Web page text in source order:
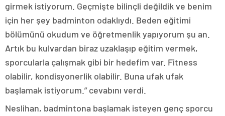
girmek istiyorum. Geçmişte bilinçli değildik ve benim
için her şey badminton odaklıydı. Beden eğitimi
bölümünü okudum ve öğretmenlik yapıyorum şu an.
Artık bu kulvardan biraz uzaklaşıp eğitim vermek,
sporcularla çalışmak gibi bir hedefim var. Fitness
olabilir, kondisyonerlik olabilir. Buna ufak ufak
başlamak istiyorum.” cevabını verdi.
Neslihan, badmintona başlamak isteyen genç sporcu